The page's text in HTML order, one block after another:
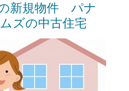
新規物件 パナ
ズの中古住宅